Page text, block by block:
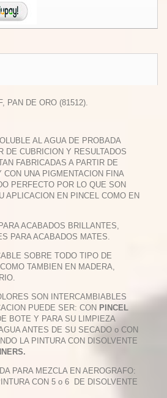
PAN DE ORO (81512).
AL AGUA DE PROBADA
DE CUBRICION Y RESULTADOS
FABRICADAS A PARTIR DE
CON UNA PIGMENTACION FINA
PERFECTO POR LO QUE SON
APLICACION EN PINCEL COMO EN
ACABADOS BRILLANTES,
PARA ACABADOS MATES.
SOBRE TODO TIPO DE
TAMBIEN EN MADERA,
SON INTERCAMBIABLES
PUEDE SER: CON PINCEL
BOTE Y PARA SU LIMPIEZA
ANTES DE SU SECADO o CON
LA PINTURA CON DISOLVENTE
PARA MEZCLA EN AEROGRAFO:
CON 5 o 6 DE DISOLVENTE